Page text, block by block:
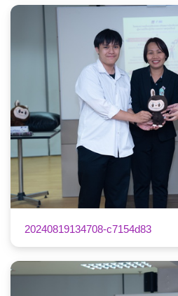
20240819134708-c7154d83